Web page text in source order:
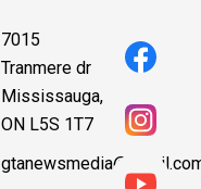
7015
Tranmere dr
Mississauga,
ON L5S 1T7